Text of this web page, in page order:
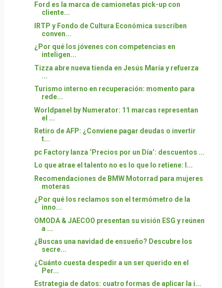
Ford es la marca de camionetas pick-up con
cliente...
IRTP y Fondo de Cultura Económica suscriben
conven...
¿Por qué los jóvenes con competencias en
inteligen...
Tizza abre nueva tienda en Jesús María y refuerza
...
Turismo interno en recuperación: momento para
rede...
Worldpanel by Numerator: 11 marcas representan
el ...
Retiro de AFP: ¿Conviene pagar deudas o invertir
t...
pc Factory lanza ‘Precios por un Día’: descuentos ...
Lo que atrae el talento no es lo que lo retiene: l...
Recomendaciones de BMW Motorrad para mujeres
moteras
¿Por qué los reclamos son el termómetro de la
inno...
OMODA & JAECOO presentan su visión ESG y reúnen
a ...
¿Buscas una navidad de ensueño? Descubre los
secre...
¿Cuánto cuesta despedir a un ser querido en el
Per...
Estrategia de datos: cuatro formas de aplicar la i...